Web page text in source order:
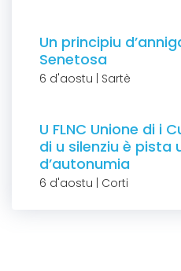
Un principiu
Senetosa
6 d'aostu | Sartè
U FLNC Unione di i
di u silenziu è pista
d’autonumia
6 d'aostu | Corti